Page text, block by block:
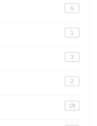
5
1
3
2
19